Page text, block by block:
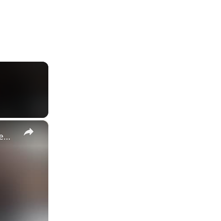
×
Childhood Bestie Who Moved Away Surprises Friend In Restaurant | Happily TV